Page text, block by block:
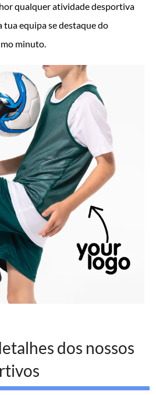
qualquer atividade desportiva
tua equipa se destaque do
minuto.
dos nossos